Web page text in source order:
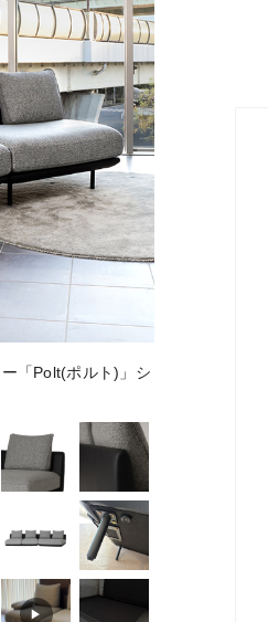
「Polt(ポルト)」シ
▶